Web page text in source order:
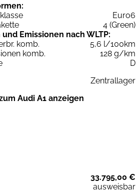
Euro6
4 (Green)
Emissionen nach WLTP:
komb.
5,6 l/100km
komb.
128 g/km
D
Zentrallager
Audi A1 anzeigen
33.795,00 €
ausweisbar